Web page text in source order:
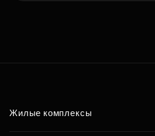
Жилые комплексы